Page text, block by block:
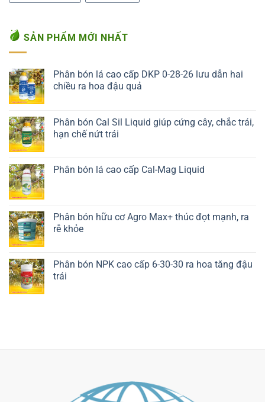
SẢN PHẨM MỚI NHẤT
Phân bón lá cao cấp DKP 0-28-26 lưu dẫn hai
chiều ra hoa đậu quả
Phân bón Cal Sil Liquid giúp cứng cây, chắc trái,
hạn chế nứt trái
Liên hệ ngay
Phân bón lá cao cấp Cal-Mag Liquid
Phân bón hữu cơ Agro Max+ thúc đọt mạnh, ra
rễ khỏe
Phân bón NPK cao cấp 6-30-30 ra hoa tăng đậu
trái